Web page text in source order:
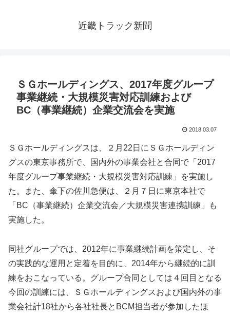
近畿トラック新聞
ＳＧホールディングス、2017年度グループ
事業継続・大規模災害対応訓練および
BC（事業継続）企業交流会を実施
2018.03.07
ＳＧホールディングスは、２月22日にＳＧホールディン
グスの東京事務所で、国内外の事業会社と合同で「2017
年度グループ事業継続・大規模災害対応訓練」を実施し
た。また、傘下の佐川急便は、２月７日に東京本社で
「BC（事業継続）企業交流会／大規模災害連携訓練」も
実施した。
同社グループでは、2012年に事業継続計画を策定し、そ
の実践的な運用と定着を目的に、2014年から継続的に訓
練をおこなっている。グループ合同としては４回目となる
今回の訓練には、ＳＧホールディングスおよび国内外の事
業会社計18社から各社社長とBCM担当者が参加したほ